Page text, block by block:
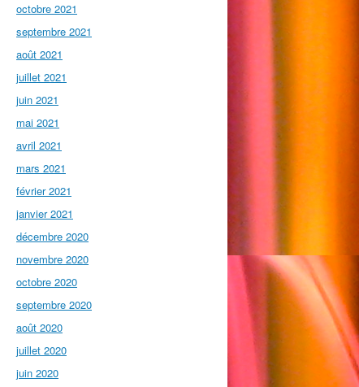
octobre 2021
septembre 2021
août 2021
juillet 2021
juin 2021
mai 2021
avril 2021
mars 2021
février 2021
janvier 2021
décembre 2020
novembre 2020
octobre 2020
septembre 2020
août 2020
juillet 2020
juin 2020